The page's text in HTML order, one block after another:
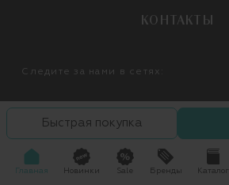
КОНТАКТЫ
Следите за нами в сетях:
Быстрая покупка
Главная Новинки Sale Бренды Каталог